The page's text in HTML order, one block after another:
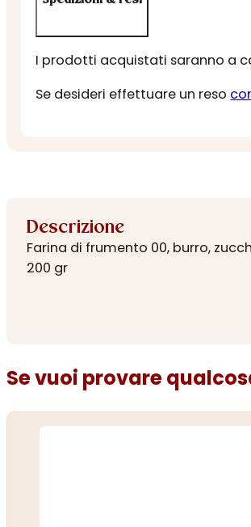
I prodotti acquistati saranno a
Se desideri effettuare un reso
Descrizione
Farina di frumento 00, burro,
200 gr
Se vuoi provare